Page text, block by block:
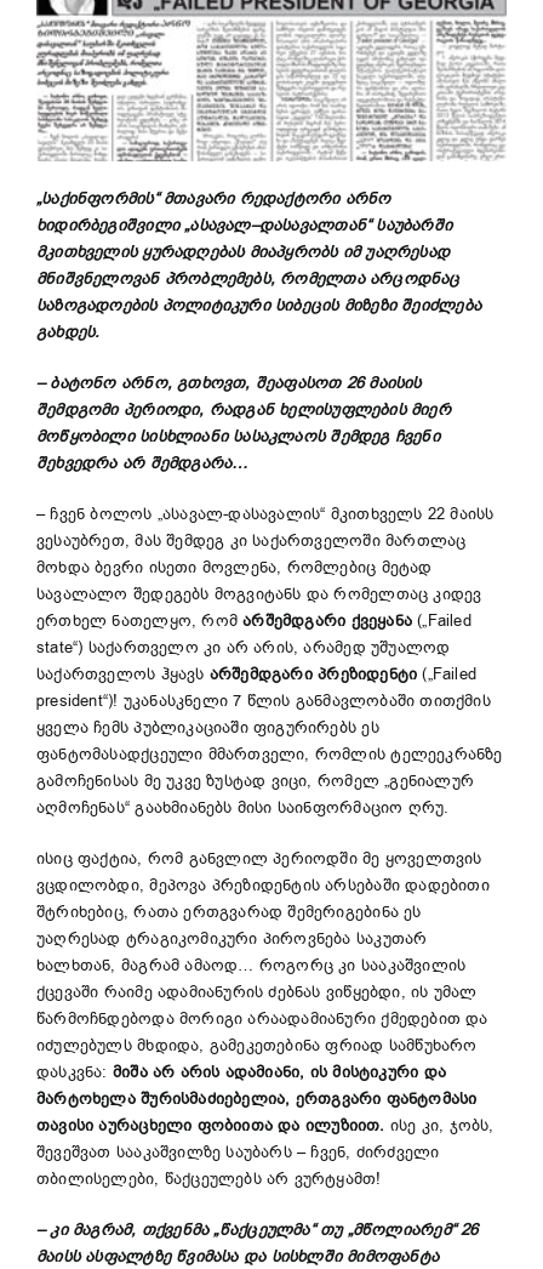
„საქინფორმის“ მთავარი რედაქტორი არნო
ხიდირბეგიშვილი „ასავალ–დასავალთან“ საუბარში
მკითხველის ყურადღებას მიაპყრობს იმ უაღრესად
მნიშვნელოვან პრობლემებს, რომელთა არცოდნაც
საზოგადოების პოლიტიკური სიბეცის მიზეზი შეიძლება
გახდეს.
–ბატონო არნო,გთხოვთ, შეაფასოთ26მაისის
შემდგომი პერიოდი, რადგანხელისუფლების მიერ
მოწყობილი სისხლიანი სასაკლაოს შემდეგ ჩვენი
შეხვედრა არ შემდგარა…
– ჩვენ ბოლოს „ასავალ-დასავალის“ მკითხველს 22 მაისს
ვესაუბრეთ, მას შემდეგ კი საქართველოში მართლაც
მოხდა ბევრი ისეთი მოვლენა, რომლებიც მეტად
სავალალო შედეგებს მოგვიტანს და რომელთაც კიდევ
ერთხელ ნათელყო, რომარშემდგარი ქვეყანა („Failed
state“) საქართველო კი არ არის, არამედ უშუალოდ
საქართველოს ჰყავს არშემდგარი პრეზიდენტი („Failed
president“)! უკანასკნელი 7 წლის განმავლობაში თითქმის
ყველა ჩემს პუბლიკაციაში ფიგურირებს ეს
ფანტომასადქცეული მმართველი, რომლის ტელეეკრანზე
გამოჩენისას მე უკვე ზუსტად ვიცი, რომელ „გენიალურ
აღმოჩენას“ გაახმიანებს მისი საინფორმაციო ღრუ.
ისიც ფაქტია, რომ განვლილ პერიოდში მე ყოველთვის
ვცდილობდი, მეპოვა პრეზიდენტის არსებაში დადებითი
შტრიხებიც, რათა ერთგვარად შემერიგებინა ეს
უაღრესად ტრაგიკომიკური პიროვნება საკუთარ
ხალხთან, მაგრამ ამაოდ… როგორც კი სააკაშვილის
ქცევაში რაიმე ადამიანურის ძებნას ვიწყებდი, ის უმალ
წარმოჩნდებოდა მორიგი არაადამიანური ქმედებით და
იძულებულს მხდიდა, გამეკეთებინა ფრიად სამწუხარო
დასკვნა: მიშა არ არის ადამიანი, ის მისტიკური და
მარტოხელა შურისმაძიებელია, ერთგვარი ფანტომასი
თავისი აურაცხელი ფობიითა და ილუზიით. ისე კი, ჯობს,
შევეშვათ სააკაშვილზე საუბარს – ჩვენ, ძირძველი
თბილისელები, წაქცეულებს არ ვურტყამთ!
– კი მაგრამ, თქვენმა „წაქცეულმა“ თუ „მწოლიარემ“26
მაისს ასფალტზე წვიმასა და სისხლში მიმოფანტა